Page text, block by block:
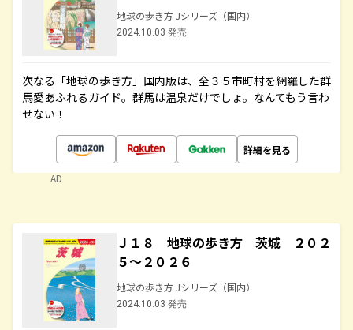
地球の歩き方 Jシリーズ（国内）
2024.10.03 発売
次なる「地球の歩き方」国内版は、全３５市町村を網羅した群
馬愛あふれるガイド。群馬は温泉だけでしょ。なんてもう言わ
せない！
詳細を見る
AD
Ｊ１８ 地球の歩き方 茨城 ２０２
５～２０２６
地球の歩き方 Jシリーズ（国内）
2024.10.03 発売